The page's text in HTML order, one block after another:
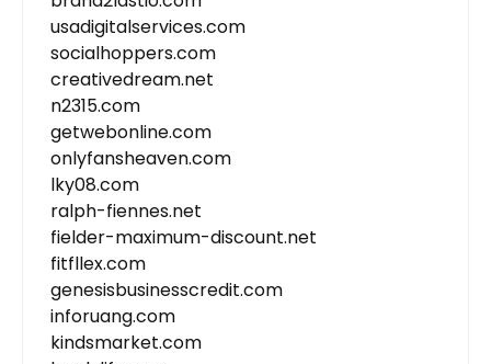
usadigitalservices.com
socialhoppers.com
creativedream.net
n2315.com
getwebonline.com
onlyfansheaven.com
lky08.com
ralph-fiennes.net
fielder-maximum-discount.net
fitfllex.com
genesisbusinesscredit.com
inforuang.com
kindsmarket.com